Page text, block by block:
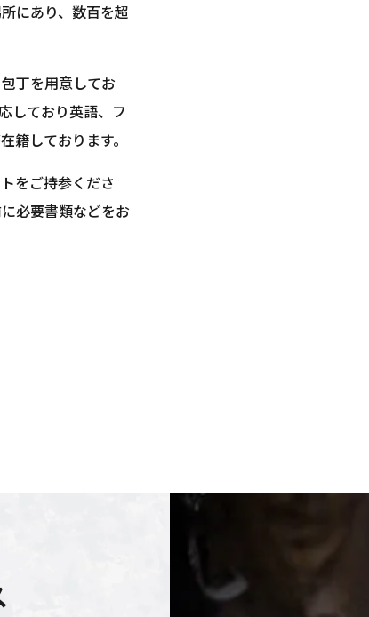
にあり、数百を超
丁を用意してお
しており英語、フ
籍しております。
をご持参くださ
必要書類などをお